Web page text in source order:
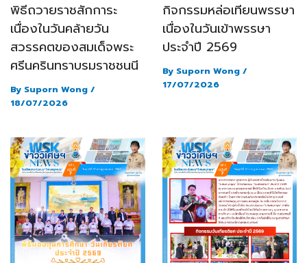
พิธีถวายราชสักการะ
เนื่องในวันคล้ายวัน
สวรรคตของสมเด็จพระ
ศรีนครินทราบรมราชชนนี
By Suporn Wong /
18/07/2026
กิจกรรมหล่อเทียนพรรษา
เนื่องในวันเข้าพรรษา
ประจำปี 2569
By Suporn Wong /
17/07/2026